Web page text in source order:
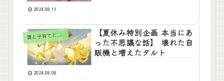
2024.08.11
妻
と子育てと自分と
【夏休み特別企画 本当にあ
った不思議な話】 壊れた自
販機と増えたタルト
2024.08.08